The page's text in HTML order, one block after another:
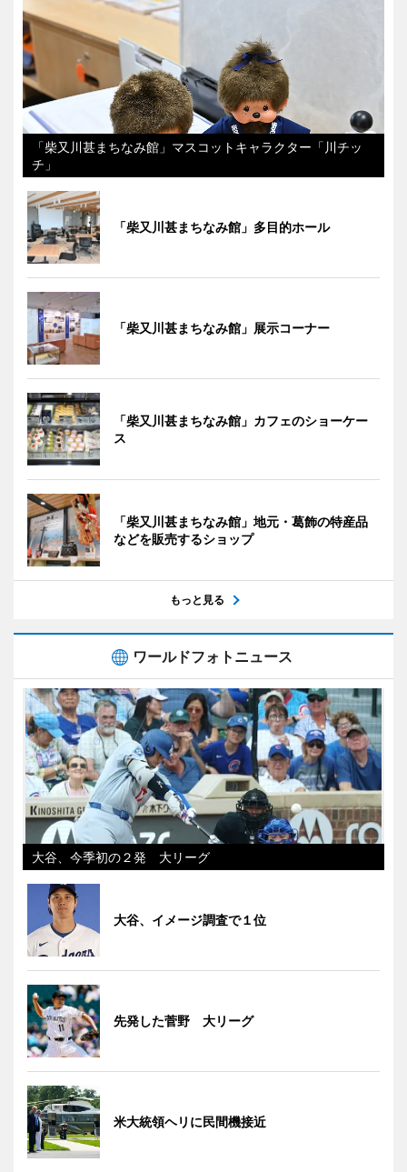
「柴又川甚まちなみ館」マスコットキャラクター「川チッ
チ」
「柴又川甚まちなみ館」多目的ホール
「柴又川甚まちなみ館」展示コーナー
「柴又川甚まちなみ館」カフェのショーケー
ス
「柴又川甚まちなみ館」地元・葛飾の特産品
などを販売するショップ
もっと見る
ワールドフォトニュース
大谷、今季初の２発 大リーグ
大谷、イメージ調査で１位
先発した菅野 大リーグ
米大統領ヘリに民間機接近